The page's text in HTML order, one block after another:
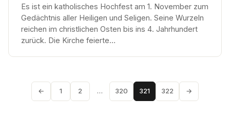
Es ist ein katholisches Hochfest am 1. November zum
Gedächtnis aller Heiligen und Seligen. Seine Wurzeln
reichen im christlichen Osten bis ins 4. Jahrhundert
zurück. Die Kirche feierte…
← 1 2 … 320 321 322 →